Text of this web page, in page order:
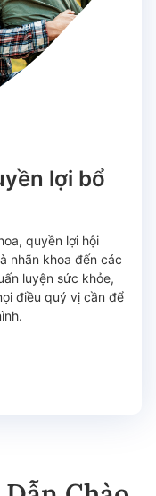
lợi bổ
quyền lợi hội
nhãn khoa đến các
luyện sức khỏe,
điều quý vị cần để